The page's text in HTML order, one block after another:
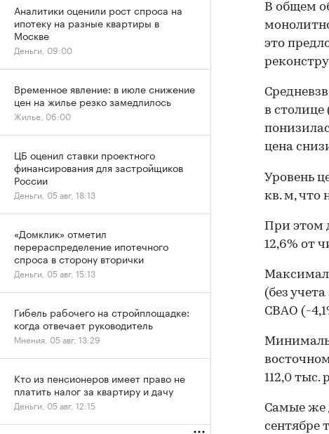
В общем
это
в
цена
Уровень
кв. м, что
При этом
12,6% от
(без
СВАО (-
112,0 тыс.
Самые же
сентябре
Аналитики оценили рост спроса на
ипотеку на разные квартиры в
Москве
Деньги, 09:00
Временное явление: в июле снижение
цен на жилье резко замедлилось
Жилье, 06:00
ЦБ оценил ставки проектного
финансирования для застройщиков
России
Деньги, 05 авг, 18:13
«Домклик» отметил
перераспределение ипотечного
спроса в сторону вторички
Деньги, 05 авг, 15:13
Гибель рабочего на стройплощадке:
когда отвечает руководитель
Мнения, 05 авг, 13:29
Кто из пенсионеров имеет право не
платить налог за квартиру и дачу
Деньги, 05 авг, 12:15